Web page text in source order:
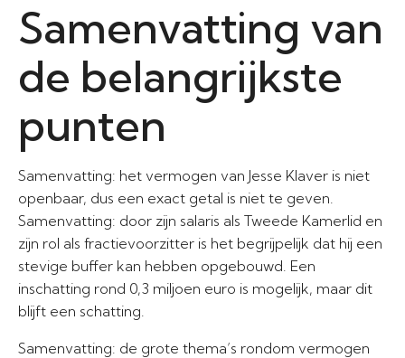
Samenvatting van
de belangrijkste
punten
Samenvatting: het vermogen van Jesse Klaver is niet
openbaar, dus een exact getal is niet te geven.
Samenvatting: door zijn salaris als Tweede Kamerlid en
zijn rol als fractievoorzitter is het begrijpelijk dat hij een
stevige buffer kan hebben opgebouwd. Een
inschatting rond 0,3 miljoen euro is mogelijk, maar dit
blijft een schatting.
Samenvatting: de grote thema’s rondom vermogen